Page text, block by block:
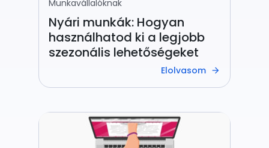
Munkavállalóknak
Nyári munkák: Hogyan
használhatod ki a legjobb
szezonális lehetőségeket
Elolvasom arrow_forward